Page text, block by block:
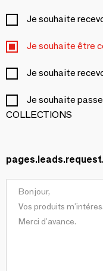
Je souhaite
Je souhaite être
Je souhaite
Je souhaite
COLLECTIONS